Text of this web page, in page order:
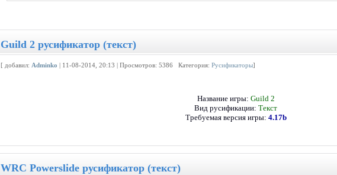
Guild 2 русификатор (текст)
[ добавил: Adminko | 11-08-2014, 20:13 | Просмотров: 5386 Категория: Русификаторы]
Название игры: Guild 2
Вид русификации: Текст
Требуемая версия игры: 4.17b
WRC Powerslide русификатор (текст)